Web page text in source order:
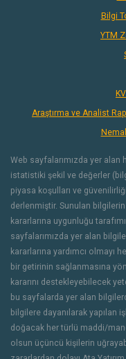
Bilgi
YTM
Araştırma ve Analist
Web sayfalarımızda yer
istatistiki şekil ve değerler
piyasa koşulları ve
derlenmiştir. Sunulan bilgilerin
kararlarına uygunluğu
sayfalarımızda yer alan
kararlarına yardımcı olmayı
bir getirinin sağlanmasına
kararını destekleyebilecek
bu sayfalarda yer alan
bilgilere dayanılarak yapılan
doğacak her türlü maddi/
olsun üçüncü kişilerin